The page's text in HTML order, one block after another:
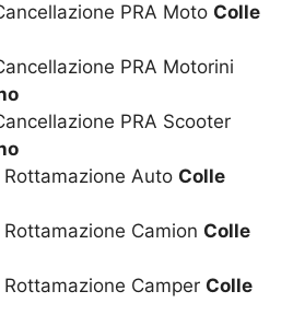
PRA Moto Colle
PRA Motorini
PRA Scooter
Rottamazione Auto Colle
Camion Colle
Camper Colle